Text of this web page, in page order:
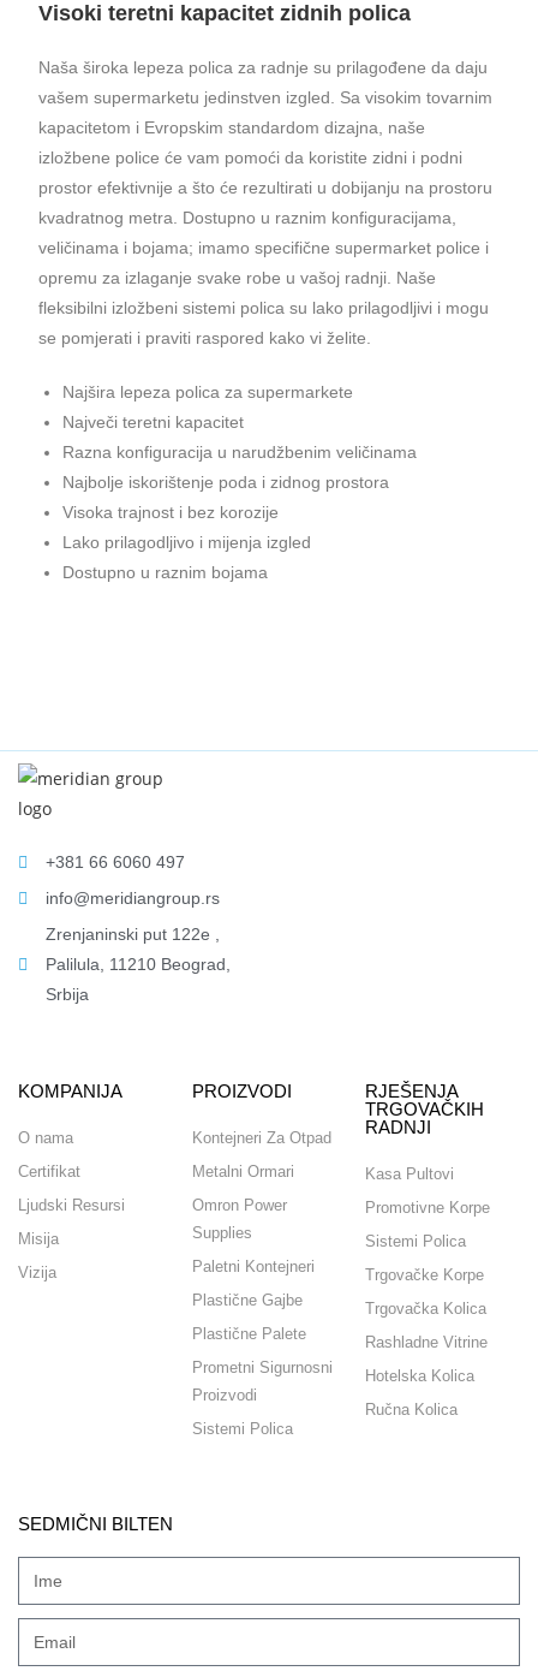
Visoki teretni kapacitet zidnih polica
Naša široka lepeza polica za radnje su prilagođene da daju
vašem supermarketu jedinstven izgled. Sa visokim tovarnim
kapacitetom i Evropskim standardom dizajna, naše
izložbene police će vam pomoći da koristite zidni i podni
prostor efektivnije a što će rezultirati u dobijanju na prostoru
kvadratnog metra. Dostupno u raznim konfiguracijama,
veličinama i bojama; imamo specifične supermarket police i
opremu za izlaganje svake robe u vašoj radnji. Naše
fleksibilni izložbeni sistemi polica su lako prilagodljivi i mogu
se pomjerati i praviti raspored kako vi želite.
Najšira lepeza polica za supermarkete
Največi teretni kapacitet
Razna konfiguracija u narudžbenim veličinama
Najbolje iskorištenje poda i zidnog prostora
Visoka trajnost i bez korozije
Lako prilagodljivo i mijenja izgled
Dostupno u raznim bojama
+381 66 6060 497
info@meridiangroup.rs
Zrenjaninski put 122e ,
Palilula, 11210 Beograd,
Srbija
KOMPANIJA
O nama
Certifikat
Ljudski Resursi
Misija
Vizija
PROIZVODI
Kontejneri Za Otpad
Metalni Ormari
Omron Power
Supplies
Paletni Kontejneri
Plastične Gajbe
Plastične Palete
Prometni Sigurnosni
Proizvodi
Sistemi Polica
RJEŠENJA
TRGOVAČKIH
RADNJI
Kasa Pultovi
Promotivne Korpe
Sistemi Polica
Trgovačke Korpe
Trgovačka Kolica
Rashladne Vitrine
Hotelska Kolica
Ručna Kolica
SEDMIČNI BILTEN